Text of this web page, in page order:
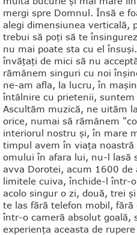
mergi spre Domnul. Însă e
alegi di­men­siunea verticală,
tre­bui să poţi să te
nu mai poate sta cu el
învăţaţi de mici să nu
rămânem singuri cu noi
ne-am afla, la lucru, în
întâlnire cu prietenii,
Ascultăm muzică, ne uităm
orice, numai să rămânem
interiorul nostru şi, în mare
timpul avem în viaţa noastră
omului în afara lui, nu-l lasă
avva Do­rotei, acum 1600
limitele cuiva, închide-l într-
acolo singur o zi, două, trei
te las fără telefon mobil,
într-o cameră absolut goa­lă,
experi­enţa aceasta de